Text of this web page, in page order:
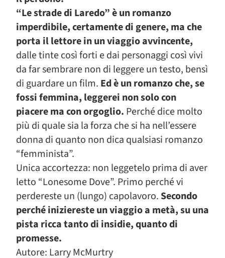
“Le strade di Laredo” è un romanzo
imperdibile, certamente di genere, ma che
porta il lettore in un viaggio avvincente,
dalle tinte così forti e dai personaggi così vivi
da far sembrare non di leggere un testo, bensì
di guardare un film. Ed è un romanzo che, se
fossi femmina, leggerei non solo con
piacere ma con orgoglio. Perché dice molto
più di quale sia la forza che si ha nell’essere
donna di quanto non dica qualsiasi romanzo
“femminista”.
Unica accortezza: non leggetelo prima di aver
letto “Lonesome Dove”. Primo perché vi
perdereste un (lungo) capolavoro. Secondo
perché iniziereste un viaggio a metà, su una
pista ricca tanto di insidie, quanto di
promesse.
Autore: Larry McMurtry